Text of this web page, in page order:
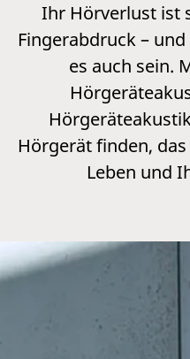
Ihr Hörverlust ist
Fingerabdruck –
es auch sein.
Hörgerät finden,
Leben und